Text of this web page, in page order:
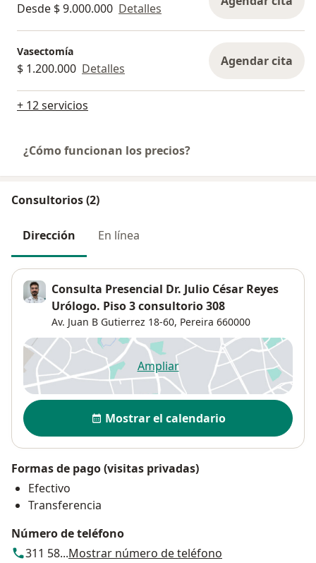
Desde $ 9.000.000 Detalles
Vasectomía
$ 1.200.000 Detalles Agendar cita
+ 12 servicios
¿Cómo funcionan los precios?
Consultorios (2)
Dirección En línea
Consulta Presencial Dr. Julio César Reyes
Urólogo. Piso 3 consultorio 308
Av. Juan B Gutierrez 18-60, Pereira 660000
Ampliarse abre en una nueva
Disponibilidad
Mostrar el calendario
Formas de pago (visitas privadas)
Efectivo
Transferencia
Número de teléfono
311 58...Mostrar número de teléfono